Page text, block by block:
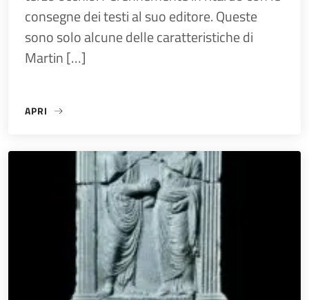
consegne dei testi al suo editore. Queste
sono solo alcune delle caratteristiche di
Martin […]
APRI
«#MUSEOPOP / MARTIN MYSTÈRE»